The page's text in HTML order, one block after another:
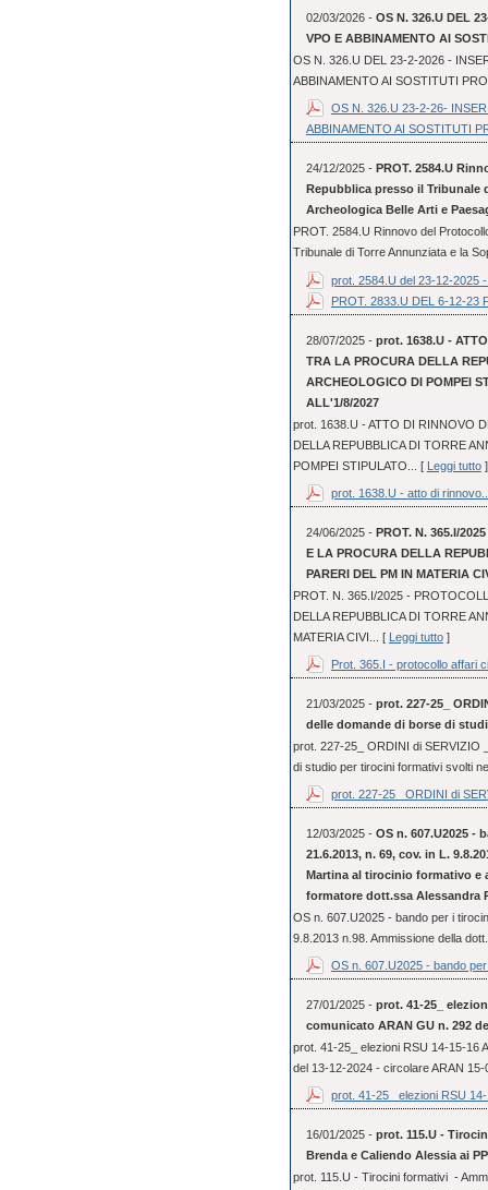
02/03/2026 - OS N. 326.U DEL
VPO E ABBINAMENTO AI
OS N. 326.U DEL 23-2-2026 -
ABBINAMENTO AI SOSTITUTI
OS N. 326.U 23-2-26-
ABBINAMENTO AI SOSTITUTI
24/12/2025 - PROT. 2584.U
Repubblica presso il Tribunale
Archeologica Belle Arti e
PROT. 2584.U Rinnovo del
Tribunale di Torre Annunziata e la
prot. 2584.U del 23-12-2025
PROT. 2833.U DEL 6-12-23
28/07/2025 - prot. 1638.U -
TRA LA PROCURA DELLA
ARCHEOLOGICO DI POMPEI
ALL'1/8/2027
prot. 1638.U - ATTO DI RINNOVO
DELLA REPUBBLICA DI TORRE
POMPEI STIPULATO... [ Leggi tutto]
prot. 1638.U - atto di
24/06/2025 - PROT. N. 365.I/
E LA PROCURA DELLA
PARERI DEL PM IN MATERIA
PROT. N. 365.I/2025 -
DELLA REPUBBLICA DI TORRE
MATERIA CIVI... [ Leggi tutto]
Prot. 365.I - protocollo affari
21/03/2025 - prot. 227-25_
delle domande di borse di
prot. 227-25_ ORDINI di SERVIZIO
di studio per tirocini formativi svolti
prot. 227-25_ ORDINI di
12/03/2025 - OS n. 607.U2025 -
21.6.2013, n. 69, cov. in L.
Martina al tirocinio formativo e
formatore dott.ssa Alessandra
OS n. 607.U2025 - bando per i
9.8.2013 n.98. Ammissione della
OS n. 607.U2025 - bando
27/01/2025 - prot. 41-25_
comunicato ARAN GU n. 292
prot. 41-25_ elezioni RSU 14-15-16
del 13-12-2024 - circolare ARAN 15-
prot. 41-25_ elezioni RSU
16/01/2025 - prot. 115.U -
Brenda e Caliendo Alessia ai
prot. 115.U - Tirocini formativi -